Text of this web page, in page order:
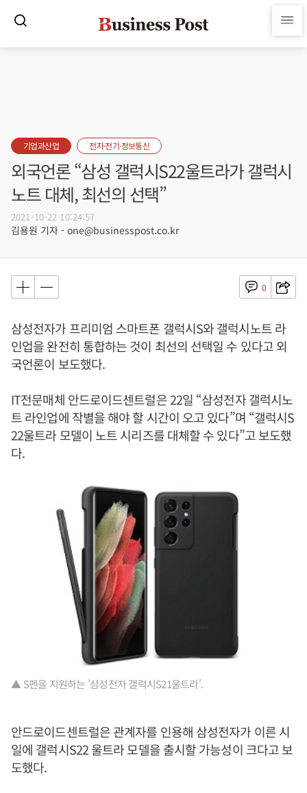
기업과산업 전자·전기·정보통신
외국언론 “삼성 갤럭시S22울트라가 갤럭시
노트 대체, 최선의 선택”
2021-10-22 10:24:57
김용원 기자 - one@businesspost.co.kr
0
삼성전자가 프리미엄 스마트폰 갤럭시S와 갤럭시노트 라
인업을 완전히 통합하는 것이 최선의 선택일 수 있다고 외
국언론이 보도했다.
IT전문매체 안드로이드센트럴은 22일 “삼성전자 갤럭시노
트 라인업에 작별을 해야 할 시간이 오고 있다”며 “갤럭시S
22울트라 모델이 노트 시리즈를 대체할 수 있다”고 보도했
다.
▲ S펜을 지원하는 '삼성전자 갤럭시S21울트라'.
안드로이드센트럴은 관계자를 인용해 삼성전자가 이른 시
일에 갤럭시S22 울트라 모델을 출시할 가능성이 크다고 보
도했다.